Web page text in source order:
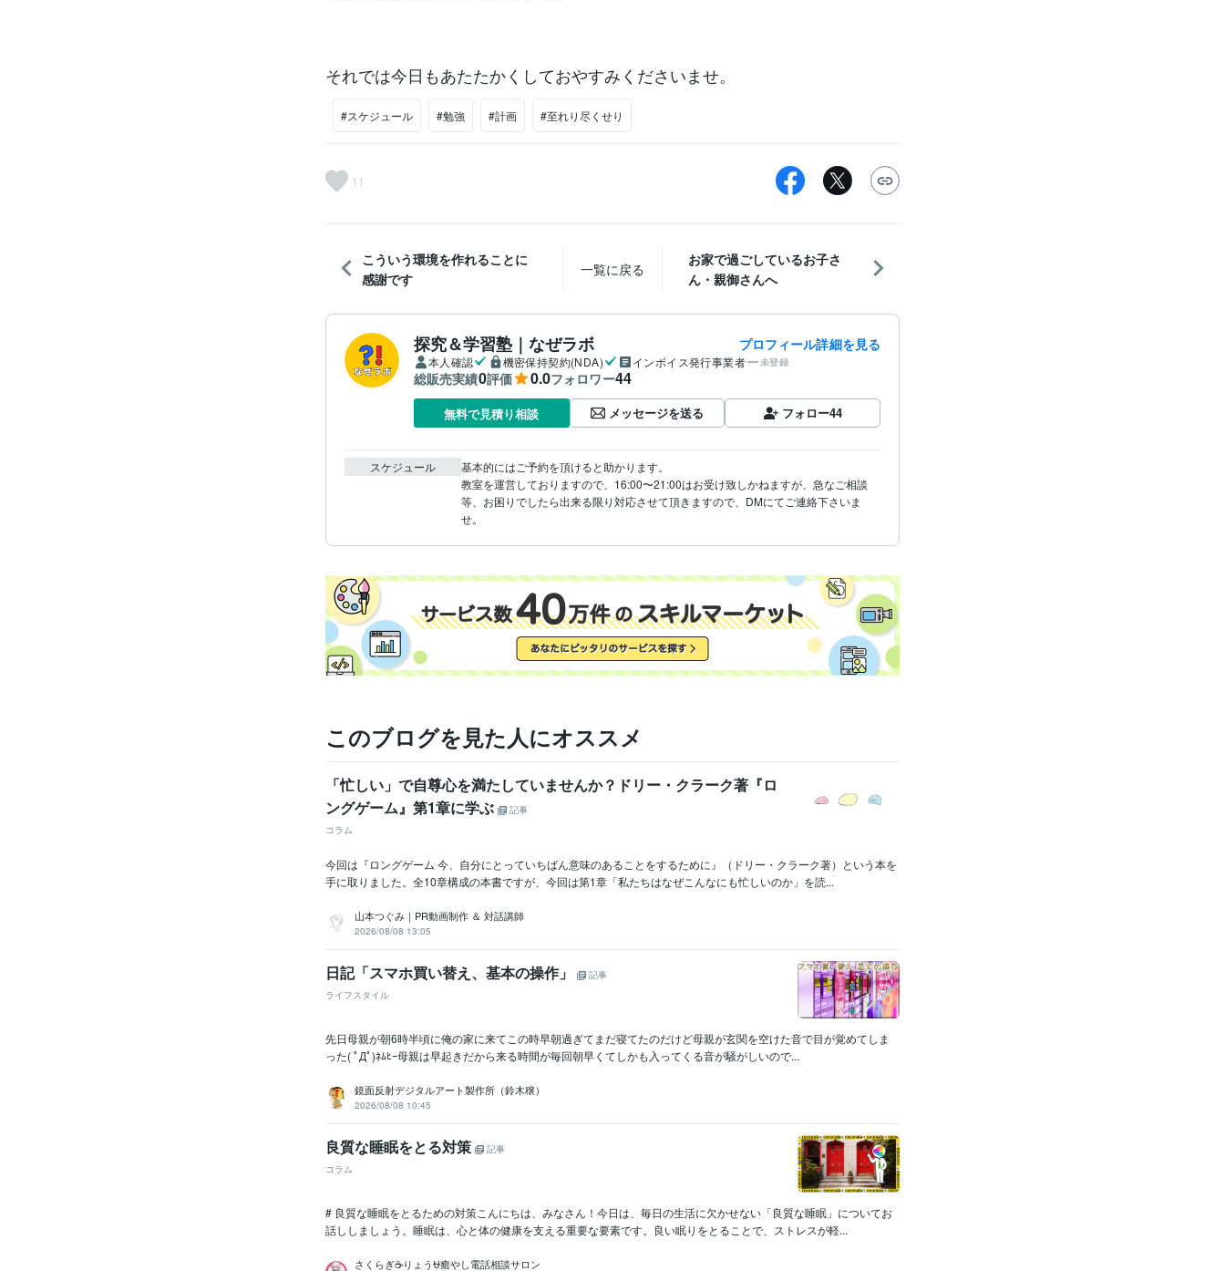
それでは今日もあたたかくしておやすみくださいませ。
#スケジュール #勉強 #計画 #至れり尽くせり
11
こういう環境を作れることに
感謝です
一覧に戻る
お家で過ごしているお子さ
ん・親御さんへ
探究＆学習塾｜なぜラボ プロフィール詳細を見る
本人確認 機密保持契約(NDA) インボイス発行事業者 未登録
総販売実績0評価 0.0フォロワー44
無料で見積り相談 メッセージを送る フォロー44
スケジュール
基本的にはご予約を頂けると助かります。
教室を運営しておりますので、16:00〜21:00はお受け致しかねますが、急なご相談
等、お困りでしたら出来る限り対応させて頂きますので、DMにてご連絡下さいま
せ。
このブログを見た人にオススメ
「忙しい」で自尊心を満たしていませんか？ドリー・クラーク著『ロ
ングゲーム』第1章に学ぶ
記事
コラム
今回は『ロングゲーム 今、自分にとっていちばん意味のあることをするために』（ドリー・クラーク著）という本を
手に取りました。全10章構成の本書ですが、今回は第1章「私たちはなぜこんなにも忙しいのか」を読...
山本つぐみ｜PR動画制作 ＆ 対話講師
2026/08/08 13:05
日記「スマホ買い替え、基本の操作」
記事
ライフスタイル
先日母親が朝6時半頃に俺の家に来てこの時早朝過ぎてまだ寝てたのだけど母親が玄関を空けた音で目が覚めてしま
った( ﾟДﾟ)ﾈﾑﾋｰ母親は早起きだから来る時間が毎回朝早くてしかも入ってくる音が騒がしいので...
鏡面反射デジタルアート製作所（鈴木穣）
2026/08/08 10:45
良質な睡眠をとる対策
記事
コラム
# 良質な睡眠をとるための対策こんにちは、みなさん！今日は、毎日の生活に欠かせない「良質な睡眠」についてお
話ししましょう。睡眠は、心と体の健康を支える重要な要素です。良い眠りをとることで、ストレスが軽...
さくらぎ☕りょう⛎癒やし電話相談サロン